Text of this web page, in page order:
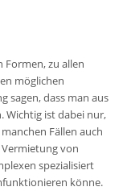
Formen, zu allen
möglichen
sagen, dass man aus
Wichtig ist dabei nur,
Fällen auch
von
spezialisiert
könne.